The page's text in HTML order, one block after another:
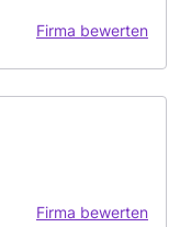
Firma bewerten
Firma bewerten